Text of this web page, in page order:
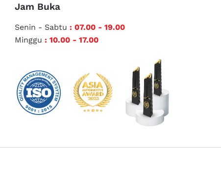
Jam Buka
Senin - Sabtu : 07.00 - 19.00
Minggu : 10.00 - 17.00